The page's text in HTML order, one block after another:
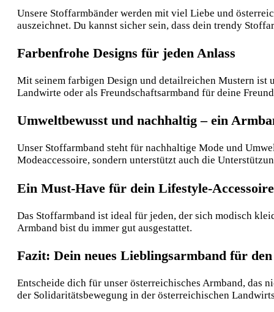
Unsere Stoffarmbänder werden mit viel Liebe und
auszeichnet. Du kannst sicher sein, dass dein trendy
Farbenfrohe Designs für jeden Anlass
Mit seinem farbigen Design und detailreichen Mustern ist
Landwirte oder als Freundschaftsarmband für deine
Umweltbewusst und nachhaltig – ein
Unser Stoffarmband steht für nachhaltige Mode und
Modeaccessoire, sondern unterstützt auch die
Ein Must-Have für dein Lifestyle-Accessoire
Das Stoffarmband ist ideal für jeden, der sich modisch
Armband bist du immer gut ausgestattet.
Fazit: Dein neues Lieblingsarmband für
Entscheide dich für unser österreichisches Armband, das
der Solidaritätsbewegung in der österreichischen